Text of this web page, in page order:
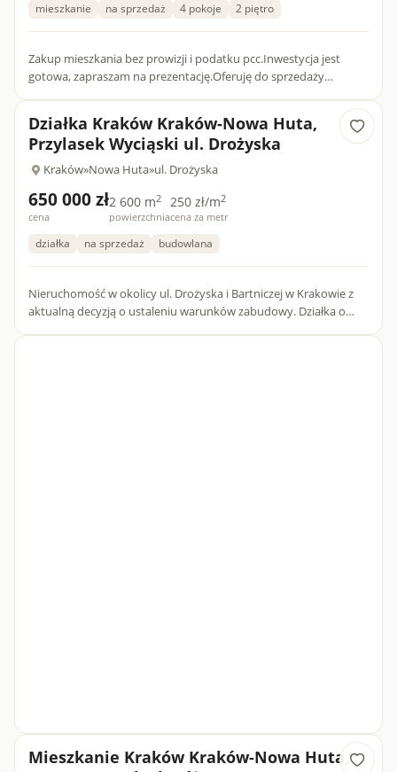
mieszkanie na sprzedaż 4 pokoje 2 piętro
Zakup mieszkania bez prowizji i podatku pcc.Inwestycja jest
gotowa, zapraszam na prezentację.Oferuję do sprzedaży
Działka Kraków Kraków-Nowa Huta,
Przylasek Wyciąski ul. Drożyska
Kraków»Nowa Huta»ul. Drożyska
650 000 zł
cena
2 600 m2
powierzchnia
250 zł/m2
cena za metr
działka na sprzedaż budowlana
Nieruchomość w okolicy ul. Drożyska i Bartniczej w Krakowie z
aktualną decyzją o ustaleniu warunków zabudowy. Działka o
Mieszkanie Kraków Kraków-Nowa Huta,